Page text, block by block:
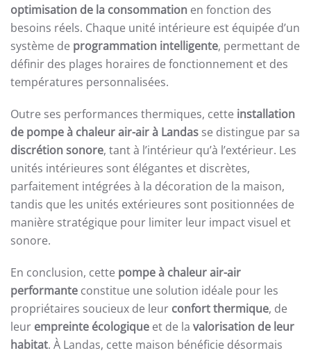
optimisation de la consommation en fonction des
besoins réels. Chaque unité intérieure est équipée d’un
système de programmation intelligente, permettant de
définir des plages horaires de fonctionnement et des
températures personnalisées.
Outre ses performances thermiques, cette installation
de pompe à chaleur air-air à Landas se distingue par sa
discrétion sonore, tant à l’intérieur qu’à l’extérieur. Les
unités intérieures sont élégantes et discrètes,
parfaitement intégrées à la décoration de la maison,
tandis que les unités extérieures sont positionnées de
manière stratégique pour limiter leur impact visuel et
sonore.
En conclusion, cette pompe à chaleur air-air
performante constitue une solution idéale pour les
propriétaires soucieux de leur confort thermique, de
leur empreinte écologique et de la valorisation de leur
habitat. À Landas, cette maison bénéficie désormais